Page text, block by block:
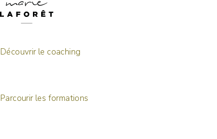
Découvrir le coaching
Parcourir les formations